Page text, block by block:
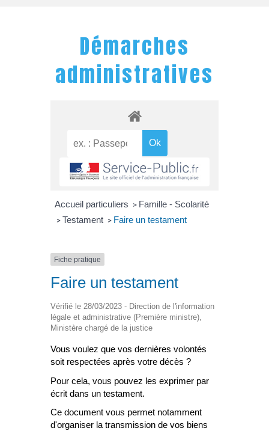
Démarches
administratives
Accueil particuliers > Famille - Scolarité
> Testament > Faire un testament
Fiche pratique
Faire un testament
Vérifié le 28/03/2023 - Direction de l'information
légale et administrative (Première ministre),
Ministère chargé de la justice
Vous voulez que vos dernières volontés
soit respectées après votre décès ?
Pour cela, vous pouvez les exprimer par
écrit dans un testament.
Ce document vous permet notamment
d'organiser la transmission de vos biens